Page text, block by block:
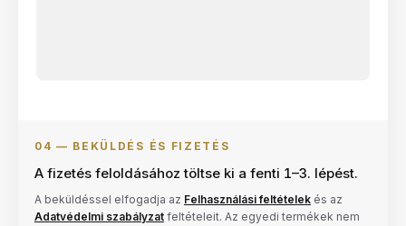
04 — BEKÜLDÉS ÉS FIZETÉS
A fizetés feloldásához töltse ki a fenti 1–3. lépést.
A beküldéssel elfogadja az Felhasználási feltételek és az
Adatvédelmi szabályzat feltételeit. Az egyedi termékek nem